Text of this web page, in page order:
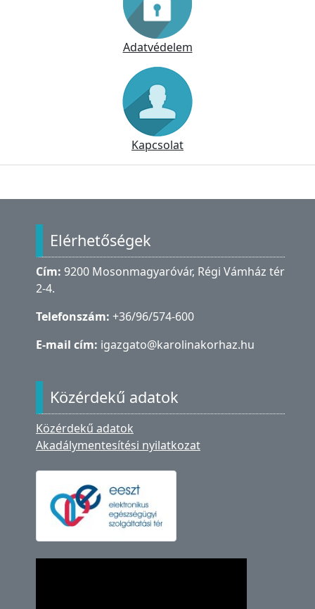
Adatvédelem
Kapcsolat
Elérhetőségek
Cím: 9200 Mosonmagyaróvár, Régi Vámház tér
2-4.
Telefonszám: +36/96/574-600
E-mail cím: igazgato@karolinakorhaz.hu
Közérdekű adatok
Közérdekű adatok
Akadálymentesítési nyilatkozat